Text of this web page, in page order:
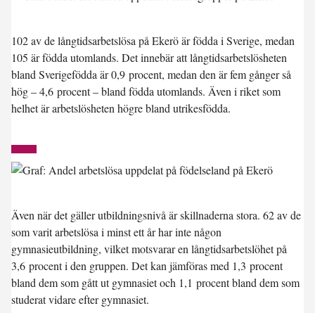
102 av de långtidsarbetslösa på Ekerö är födda i Sverige, medan
105 är födda utomlands. Det innebär att långtidsarbetslösheten
bland Sverigefödda är 0,9 procent, medan den är fem gånger så
hög – 4,6 procent – bland födda utomlands. Även i riket som
helhet är arbetslösheten högre bland utrikesfödda.
Även när det gäller utbildningsnivå är skillnaderna stora. 62 av de
som varit arbetslösa i minst ett år har inte någon
gymnasieutbildning, vilket motsvarar en långtidsarbetslöhet på
3,6 procent i den gruppen. Det kan jämföras med 1,3 procent
bland dem som gått ut gymnasiet och 1,1 procent bland dem som
studerat vidare efter gymnasiet.